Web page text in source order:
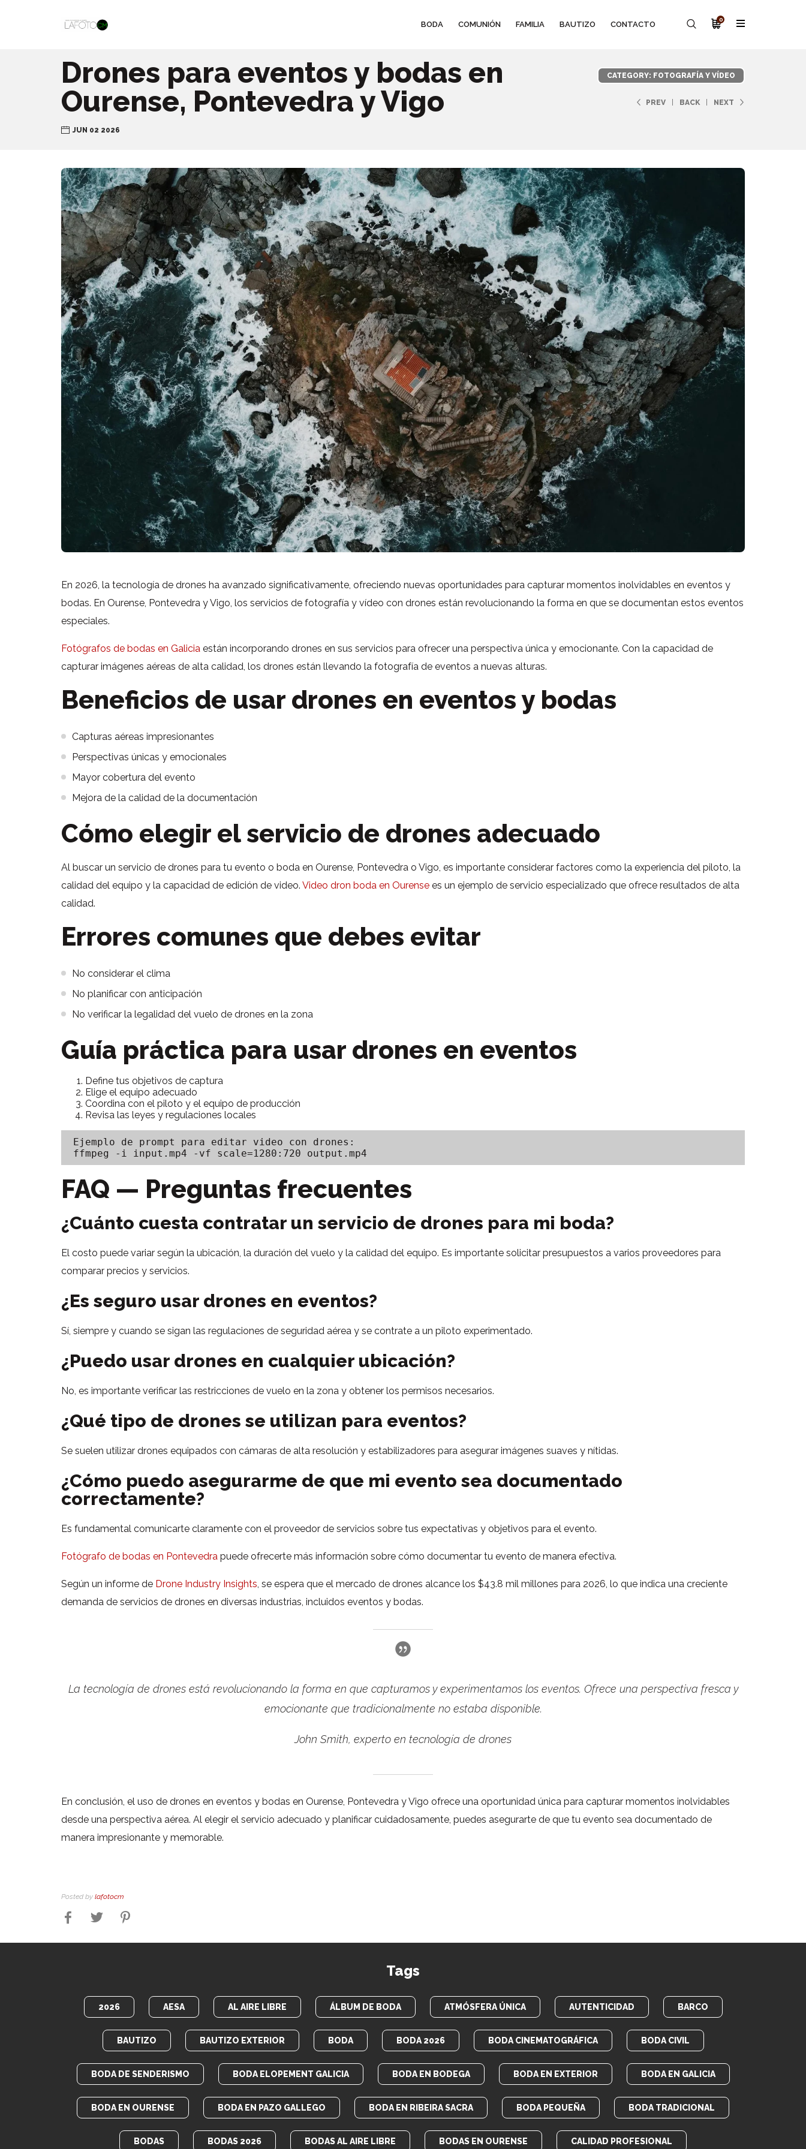
BODA COMUNIÓN FAMILIA BAUTIZO CONTACTO
0
Drones para eventos y bodas en
Ourense, Pontevedra y Vigo
JUN 02 2026
CATEGORY: FOTOGRAFÍA Y VÍDEO
PREV BACK NEXT
En 2026, la tecnología de drones ha avanzado significativamente, ofreciendo nuevas oportunidades para capturar momentos inolvidables en eventos y
bodas. En Ourense, Pontevedra y Vigo, los servicios de fotografía y vídeo con drones están revolucionando la forma en que se documentan estos eventos
especiales.
Fotógrafos de bodas en Galicia están incorporando drones en sus servicios para ofrecer una perspectiva única y emocionante. Con la capacidad de
capturar imágenes aéreas de alta calidad, los drones están llevando la fotografía de eventos a nuevas alturas.
Beneficios de usar drones en eventos y bodas
Capturas aéreas impresionantes
Perspectivas únicas y emocionales
Mayor cobertura del evento
Mejora de la calidad de la documentación
Cómo elegir el servicio de drones adecuado
Al buscar un servicio de drones para tu evento o boda en Ourense, Pontevedra o Vigo, es importante considerar factores como la experiencia del piloto, la
calidad del equipo y la capacidad de edición de video. Video dron boda en Ourense es un ejemplo de servicio especializado que ofrece resultados de alta
calidad.
Errores comunes que debes evitar
No considerar el clima
No planificar con anticipación
No verificar la legalidad del vuelo de drones en la zona
Guía práctica para usar drones en eventos
Define tus objetivos de captura
Elige el equipo adecuado
Coordina con el piloto y el equipo de producción
Revisa las leyes y regulaciones locales
Ejemplo de prompt para editar video con drones:
FAQ — Preguntas frecuentes
¿Cuánto cuesta contratar un servicio de drones para mi boda?
El costo puede variar según la ubicación, la duración del vuelo y la calidad del equipo. Es importante solicitar presupuestos a varios proveedores para
comparar precios y servicios.
¿Es seguro usar drones en eventos?
Sí, siempre y cuando se sigan las regulaciones de seguridad aérea y se contrate a un piloto experimentado.
¿Puedo usar drones en cualquier ubicación?
No, es importante verificar las restricciones de vuelo en la zona y obtener los permisos necesarios.
¿Qué tipo de drones se utilizan para eventos?
Se suelen utilizar drones equipados con cámaras de alta resolución y estabilizadores para asegurar imágenes suaves y nítidas.
¿Cómo puedo asegurarme de que mi evento sea documentado
correctamente?
Es fundamental comunicarte claramente con el proveedor de servicios sobre tus expectativas y objetivos para el evento.
Fotógrafo de bodas en Pontevedra puede ofrecerte más información sobre cómo documentar tu evento de manera efectiva.
Según un informe de Drone Industry Insights, se espera que el mercado de drones alcance los $43.8 mil millones para 2026, lo que indica una creciente
demanda de servicios de drones en diversas industrias, incluidos eventos y bodas.
La tecnología de drones está revolucionando la forma en que capturamos y experimentamos los eventos. Ofrece una perspectiva fresca y
emocionante que tradicionalmente no estaba disponible.
John Smith, experto en tecnología de drones
En conclusión, el uso de drones en eventos y bodas en Ourense, Pontevedra y Vigo ofrece una oportunidad única para capturar momentos inolvidables
desde una perspectiva aérea. Al elegir el servicio adecuado y planificar cuidadosamente, puedes asegurarte de que tu evento sea documentado de
manera impresionante y memorable.
Posted by lafotocm
Tags
2026 AESA AL AIRE LIBRE ÁLBUM DE BODA ATMÓSFERA ÚNICA AUTENTICIDAD BARCO
BAUTIZO BAUTIZO EXTERIOR BODA BODA 2026 BODA CINEMATOGRÁFICA BODA CIVIL
BODA DE SENDERISMO BODA ELOPEMENT GALICIA BODA EN BODEGA BODA EN EXTERIOR BODA EN GALICIA
BODA EN OURENSE BODA EN PAZO GALLEGO BODA EN RIBEIRA SACRA BODA PEQUEÑA BODA TRADICIONAL
BODAS BODAS 2026 BODAS AL AIRE LIBRE BODAS EN OURENSE CALIDAD PROFESIONAL